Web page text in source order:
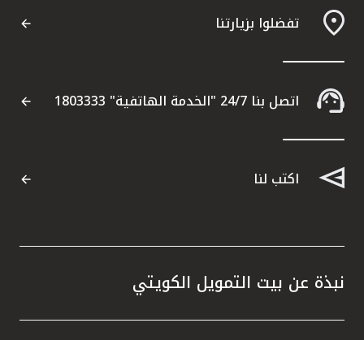
تفضلوا بزيارتنا
اتصل بنا 24/7 "الخدمة الهاتفية" 1803333
اكتب لنا
نبذة عن بيت التمويل الكويتي